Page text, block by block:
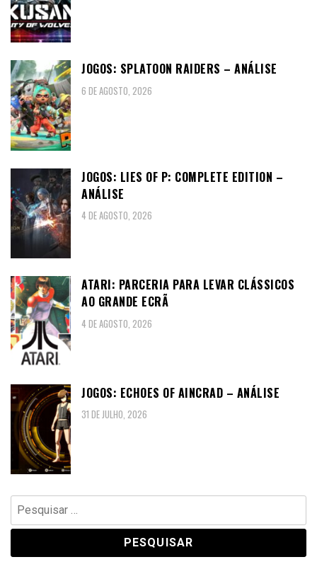
JOGOS: SPLATOON RAIDERS – ANÁLISE
6 DE AGOSTO, 2026
JOGOS: LIES OF P: COMPLETE EDITION –
ANÁLISE
4 DE AGOSTO, 2026
ATARI: PARCERIA PARA LEVAR CLÁSSICOS
AO GRANDE ECRÃ
4 DE AGOSTO, 2026
JOGOS: ECHOES OF AINCRAD – ANÁLISE
31 DE JULHO, 2026
Pesquisar
por: